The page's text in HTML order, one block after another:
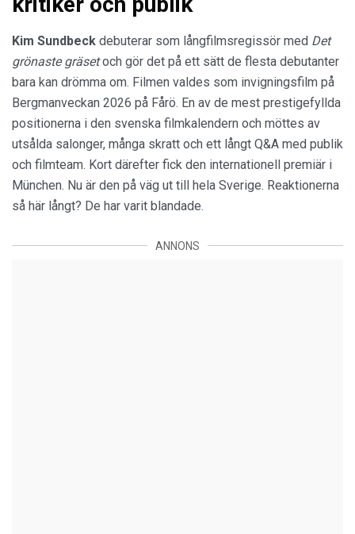
Kim Sundbeck debuterar som långfilmsregissör med Det
grönaste gräsetoch gör det på ett sätt de flesta debutanter
bara kan drömma om. Filmen valdes som invigningsfilm på
Bergmanveckan 2026 på Fårö. En av de mest prestigefyllda
positionerna i den svenska filmkalendern och möttes av
utsålda salonger, många skratt och ett långt Q&A med publik
och filmteam. Kort därefter fick den internationell premiär i
München. Nu är den på väg ut till hela Sverige. Reaktionerna
så här långt? De har varit blandade.
ANNONS